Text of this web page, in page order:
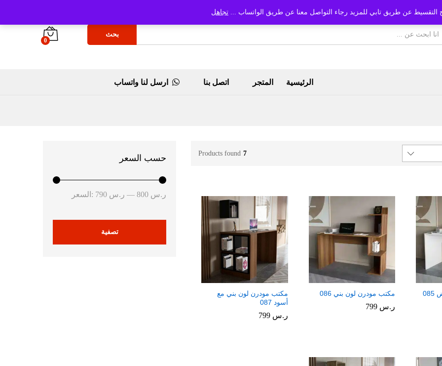
التقسيط عن طريق تابي للمزيد رجاء التواصل معنا عن طريق الواتساب ... تجاهل
بحث
0
الرئيسية المتجر اتصل بنا ارسل لنا واتساب
7
Products found
مكتب مودرن لون بني 086
ر.س
ر.س
مكتب مودرن لون بني مع
أسود 087
ر.س 799 ر.س 799
حسب السعر
تصفية
السعر: ر.س 790 — ر.س 800